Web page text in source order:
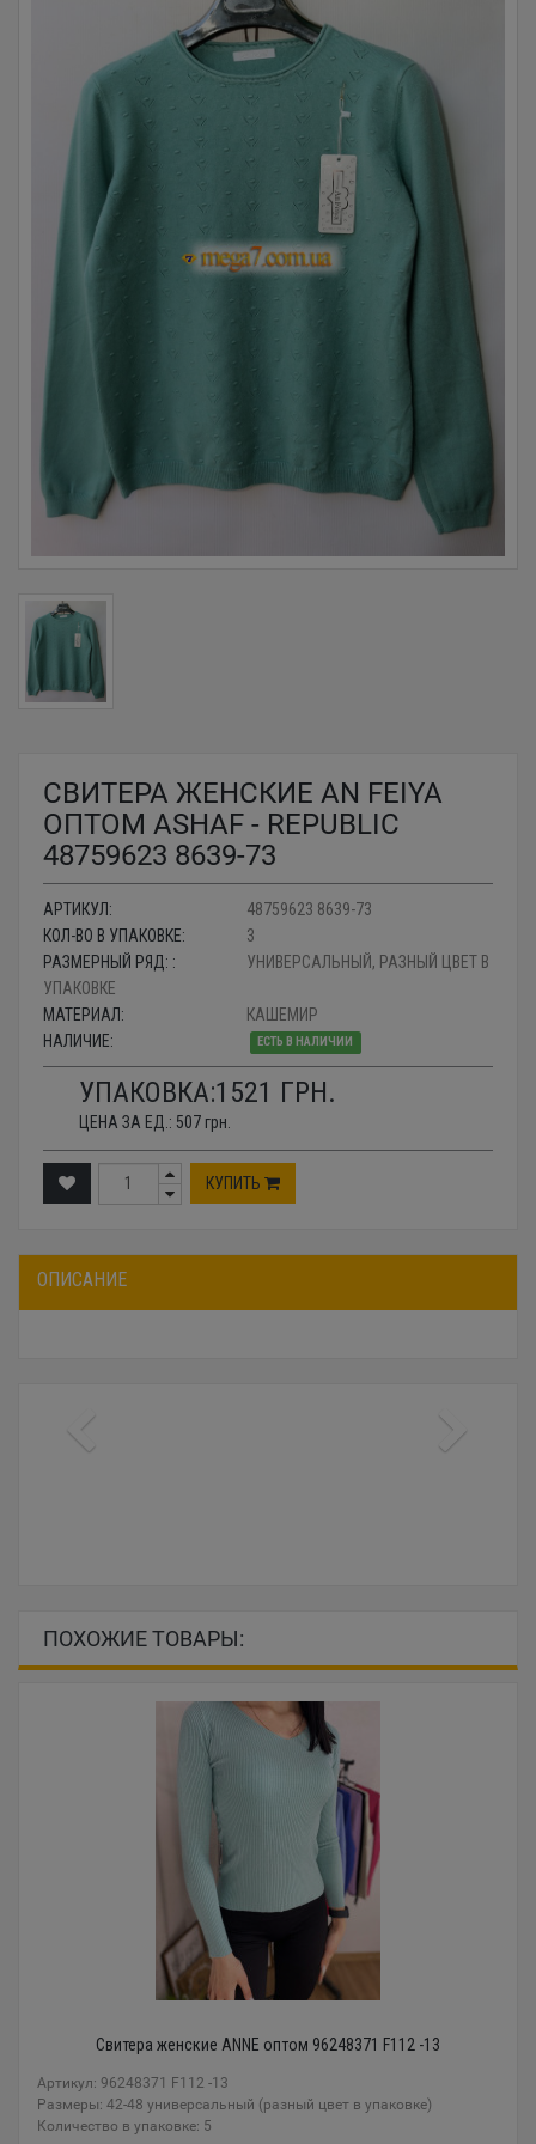
СВИТЕРА ЖЕНСКИЕ AN FEIYA
ОПТОМ ASHAF - REPUBLIC
48759623 8639-73
АРТИКУЛ:
48759623 8639-73
КОЛ-ВО В УПАКОВКЕ:
3
РАЗМЕРНЫЙ РЯД: :
УНИВЕРСАЛЬНЫЙ, РАЗНЫЙ ЦВЕТ В
УПАКОВКЕ
МАТЕРИАЛ:
КАШЕМИР
НАЛИЧИЕ:
ЕСТЬ В НАЛИЧИИ
УПАКОВКА:1521 ГРН.
ЦЕНА ЗА ЕД.: 507 грн.
КУПИТЬ
ОПИСАНИЕ
ПОХОЖИЕ ТОВАРЫ:
Свитера женские ANNE оптом 96248371 F112 -13
Артикул: 96248371 F112 -13
Размеры: 42-48 универсальный (разный цвет в упаковке)
Количество в упаковке: 5